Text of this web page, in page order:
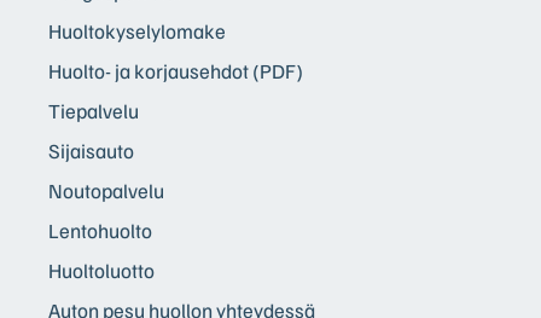
Huoltokyselylomake
Huolto- ja korjausehdot (PDF)
Tiepalvelu
Sijaisauto
Noutopalvelu
Lentohuolto
Huoltoluotto
Auton pesu huollon yhteydessä